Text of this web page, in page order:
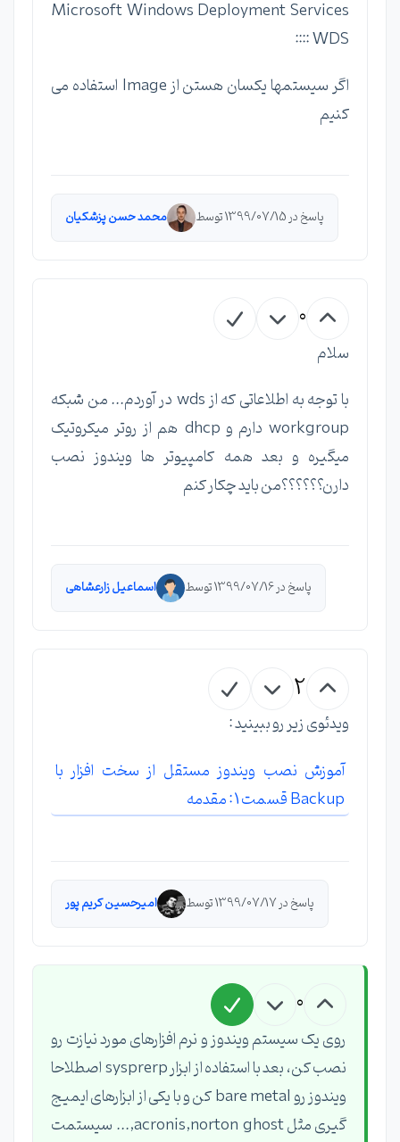
Microsoft Windows Deployment Services
:::: WDS
اگر سیستمها یکسان هستن از Image استفاده می
کنیم
پاسخ در 1399/07/15 توسط محمد حسن پزشکیان
0
سلام
با توجه به اطلاعاتی که از wds در آوردم... من شبکه
workgroup دارم و dhcp هم از روتر میکروتیک
میگیره و بعد همه کامپیوتر ها ویندوز نصب
دارن؟؟؟؟؟؟من باید چکار کنم
پاسخ در 1399/07/16 توسط اسماعیل زارعشاهی
2
ویدئوی زیر رو ببینید :
آموزش نصب ویندوز مستقل از سخت افزار با
Backup قسمت 1 : مقدمه
پاسخ در 1399/07/17 توسط امیرحسین کریم پور
0
روی یک سیستم ویندوز و نرم افزارهای مورد نیازت رو
نصب کن، بعد با استفاده از ابزار sysprerp اصطلاحا
ویندوز رو bare metal کن و با یکی از ابزارهای ایمیج
گیری مثل acronis,norton ghost,... سیستمت